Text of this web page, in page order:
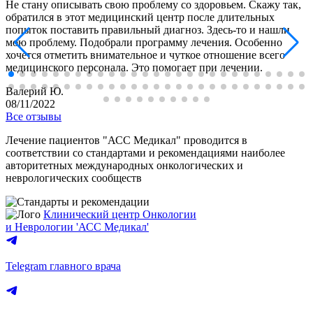
Не стану описывать свою проблему со здоровьем. Скажу так,
обратился в этот медицинский центр после длительных
попыток поставить правильный диагноз. Здесь-то и нашли
мою проблему. Подобрали программу лечения. Особенно
хочется отметить внимательное и чуткое отношение всего
медицинского персонала. Это помогает при лечении.
Валерий Ю.
08/11/2022
Все отзывы
Лечение пациентов "АСС Медикал" проводится в
соответствии со стандартами и рекомендациями наиболее
авторитетных международных онкологических и
неврологических сообществ
Клинический центр Онкологии
и Неврологии 'АСС Медикал'
Telegram главного врача